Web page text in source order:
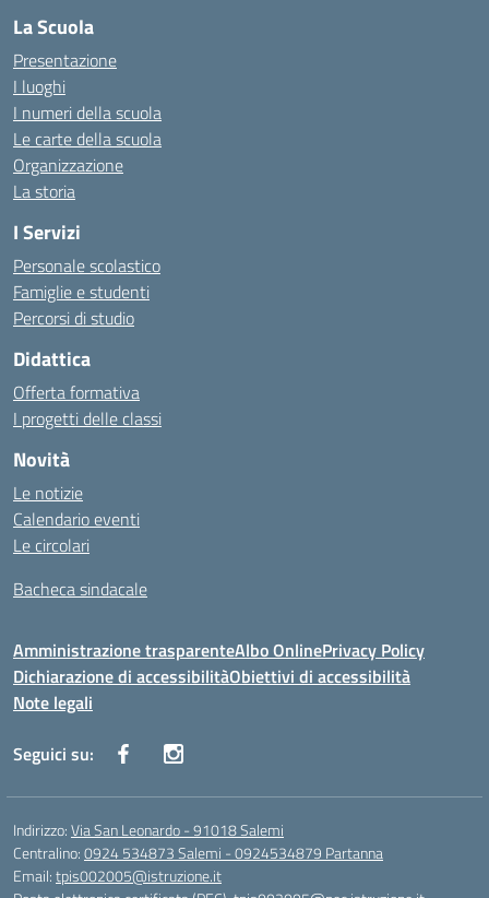
La Scuola
Presentazione
I luoghi
I numeri della scuola
Le carte della scuola
Organizzazione
La storia
I Servizi
Personale scolastico
Famiglie e studenti
Percorsi di studio
Didattica
Offerta formativa
I progetti delle classi
Novità
Le notizie
Calendario eventi
Le circolari
Bacheca sindacale
Amministrazione trasparenteAlbo OnlinePrivacy Policy
Dichiarazione di accessibilitàObiettivi di accessibilità
Note legali
Seguici su:
Indirizzo:Via San Leonardo - 91018 Salemi
Centralino:0924 534873 Salemi - 0924534879 Partanna
Email:tpis002005@istruzione.it